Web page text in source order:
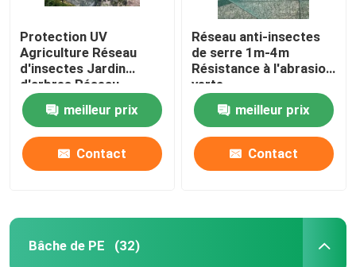
Protection UV
Agriculture Réseau
d'insectes Jardin
d'arbres Réseau
d'insectes Serre à
haute densité Réseau
d'insectes
meilleur prix
Contact
Réseau anti-insectes
de serre 1m-4m
Résistance à l'abrasion
verte
meilleur prix
Contact
Bâche de PE (32)